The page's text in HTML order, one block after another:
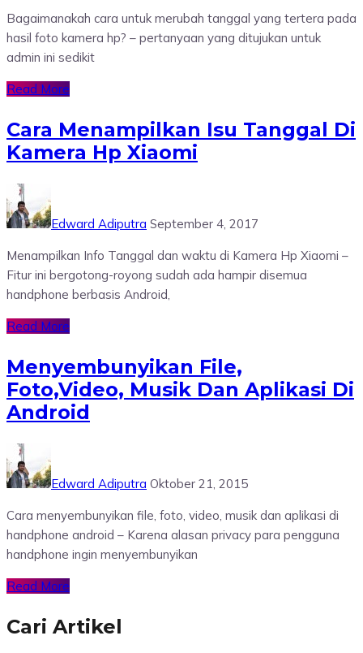
Bagaimanakah cara untuk merubah tanggal yang tertera pada
hasil foto kamera hp? – pertanyaan yang ditujukan untuk
admin ini sedikit
Read More
Cara Menampilkan Isu Tanggal Di
Kamera Hp Xiaomi
Edward Adiputra September 4, 2017
Menampilkan Info Tanggal dan waktu di Kamera Hp Xiaomi –
Fitur ini bergotong-royong sudah ada hampir disemua
handphone berbasis Android,
Read More
Menyembunyikan File,
Foto,Video, Musik Dan Aplikasi Di
Android
Edward Adiputra Oktober 21, 2015
Cara menyembunyikan file, foto, video, musik dan aplikasi di
handphone android – Karena alasan privacy para pengguna
handphone ingin menyembunyikan
Read More
Cari Artikel